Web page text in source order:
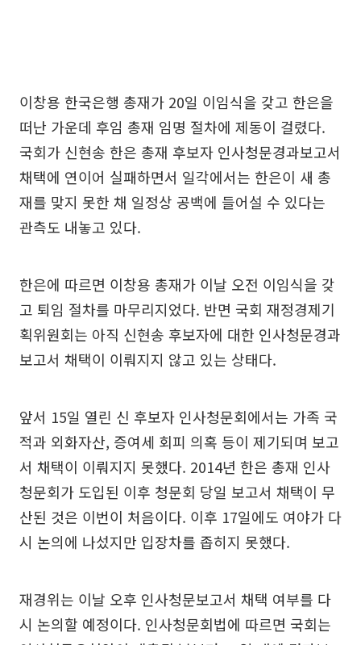
이창용 한국은행 총재가 20일 이임식을 갖고 한은을
떠난 가운데 후임 총재 임명 절차에 제동이 걸렸다.
국회가 신현송 한은 총재 후보자 인사청문경과보고서
채택에 연이어 실패하면서 일각에서는 한은이 새 총
재를 맞지 못한 채 일정상 공백에 들어설 수 있다는
관측도 내놓고 있다.
한은에 따르면 이창용 총재가 이날 오전 이임식을 갖
고 퇴임 절차를 마무리지었다. 반면 국회 재정경제기
획위원회는 아직 신현송 후보자에 대한 인사청문경과
보고서 채택이 이뤄지지 않고 있는 상태다.
앞서 15일 열린 신 후보자 인사청문회에서는 가족 국
적과 외화자산, 증여세 회피 의혹 등이 제기되며 보고
서 채택이 이뤄지지 못했다. 2014년 한은 총재 인사
청문회가 도입된 이후 청문회 당일 보고서 채택이 무
산된 것은 이번이 처음이다. 이후 17일에도 여야가 다
시 논의에 나섰지만 입장차를 좁히지 못했다.
재경위는 이날 오후 인사청문보고서 채택 여부를 다
시 논의할 예정이다. 인사청문회법에 따르면 국회는